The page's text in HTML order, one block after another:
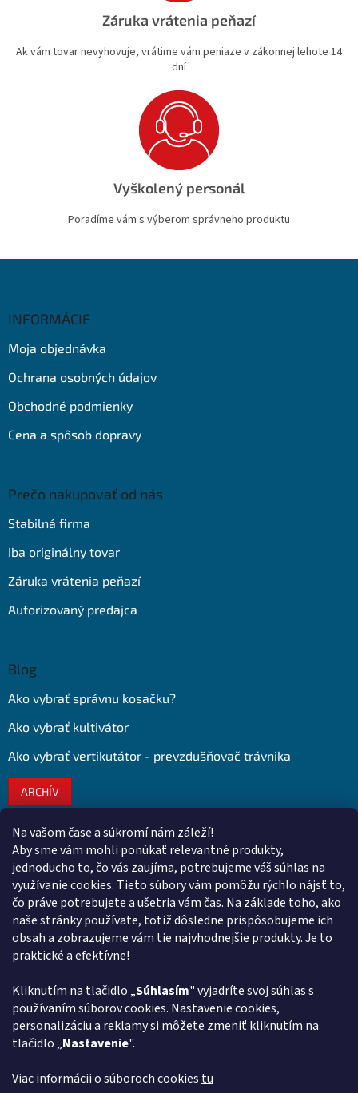
Na vašom čase a súkromí nám záleží!
Aby sme vám mohli ponúkať relevantné produkty,
jednoducho to, čo vás zaujíma, potrebujeme váš súhlas na
využívanie cookies. Tieto súbory vám pomôžu rýchlo nájsť to,
čo práve potrebujete a ušetria vám čas. Na základe toho, ako
naše stránky používate, totiž dôsledne prispôsobujeme ich
obsah a zobrazujeme vám tie najvhodnejšie produkty. Je to
praktické a efektívne!
Kliknutím na tlačidlo „Súhlasím" vyjadríte svoj súhlas s
používaním súborov cookies. Nastavenie cookies,
personalizáciu a reklamy si môžete zmeniť kliknutím na
tlačidlo „Nastavenie".
Viac informácii o súboroch cookies tu
Záruka vrátenia peňazí
Ak vám tovar nevyhovuje, vrátime vám peniaze v zákonnej lehote 14
dní
Vyškolený personál
Poradíme vám s výberom správneho produktu
INFORMÁCIE
Moja objednávka
Ochrana osobných údajov
Obchodné podmienky
Cena a spôsob dopravy
Prečo nakupovať od nás
Stabilná firma
Iba originálny tovar
Záruka vrátenia peňazí
Autorizovaný predajca
Blog
Ako vybrať správnu kosačku?
Ako vybrať kultivátor
Ako vybrať vertikutátor - prevzdušňovač trávnika
ARCHÍV
Kontakt
obchod@ euroshopy.sk
0911 931 019
0911 931 019
Facebook Euroshopy
Prijímame online platby